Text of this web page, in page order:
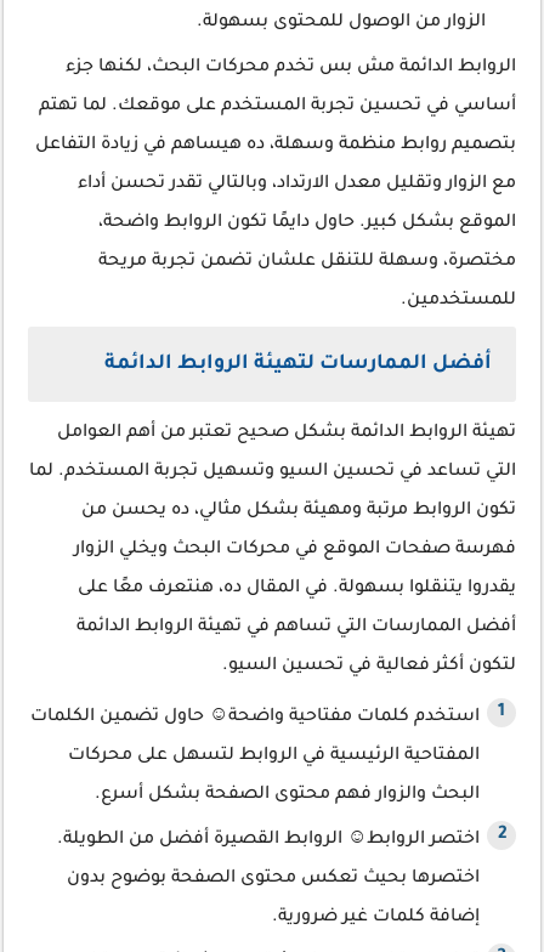
الزوار من الوصول للمحتوى بسهولة.
الروابط الدائمة مش بس تخدم محركات البحث، لكنها جزء
أساسي في تحسين تجربة المستخدم على موقعك. لما تهتم
بتصميم روابط منظمة وسهلة، ده هيساهم في زيادة التفاعل
مع الزوار وتقليل معدل الارتداد، وبالتالي تقدر تحسن أداء
الموقع بشكل كبير. حاول دايمًا تكون الروابط واضحة،
مختصرة، وسهلة للتنقل علشان تضمن تجربة مريحة
للمستخدمين.
أفضل الممارسات لتهيئة الروابط الدائمة
تهيئة الروابط الدائمة بشكل صحيح تعتبر من أهم العوامل
التي تساعد في تحسين السيو وتسهيل تجربة المستخدم. لما
تكون الروابط مرتبة ومهيئة بشكل مثالي، ده يحسن من
فهرسة صفحات الموقع في محركات البحث ويخلي الزوار
يقدروا يتنقلوا بسهولة. في المقال ده، هنتعرف معًا على
أفضل الممارسات التي تساهم في تهيئة الروابط الدائمة
لتكون أكثر فعالية في تحسين السيو.
استخدم كلمات مفتاحية واضحة☺ حاول تضمين الكلمات
المفتاحية الرئيسية في الروابط لتسهل على محركات
البحث والزوار فهم محتوى الصفحة بشكل أسرع.
اختصر الروابط☺ الروابط القصيرة أفضل من الطويلة.
اختصرها بحيث تعكس محتوى الصفحة بوضوح بدون
إضافة كلمات غير ضرورية.